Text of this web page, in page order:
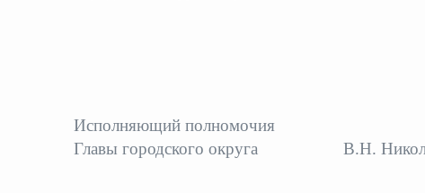
Исполняющий полномочия
Главы городского округа В.Н.